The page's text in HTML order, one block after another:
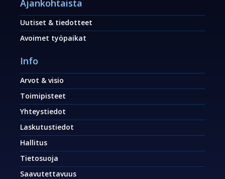
Ajankohtaista
Uutiset & tiedotteet
Avoimet työpaikat
Info
Arvot & visio
Toimipisteet
Yhteystiedot
Laskutustiedot
Hallitus
Tietosuoja
Saavutettavuus